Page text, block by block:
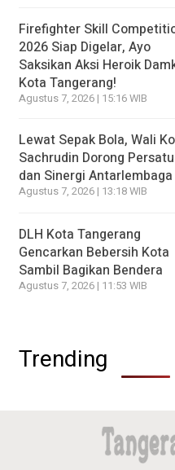
Firefighter Skill
2026 Siap Digelar, Ayo
Saksikan Aksi Heroik
Kota Tangerang!
Agustus 7, 2026 | 15:16 WIB
Lewat Sepak Bola, Wali
Sachrudin Dorong
dan Sinergi Antarlembaga
Agustus 7, 2026 | 13:18 WIB
DLH Kota Tangerang
Gencarkan Bebersih Kota
Sambil Bagikan Bendera
Agustus 7, 2026 | 11:53 WIB
Trending